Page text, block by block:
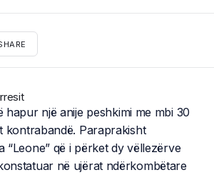
hapur një anije peshkimi me mbi 30
kontrabandë. Paraprakisht
“Leone” që i përket dy vëllezërve
në ujërat ndërkombëtare